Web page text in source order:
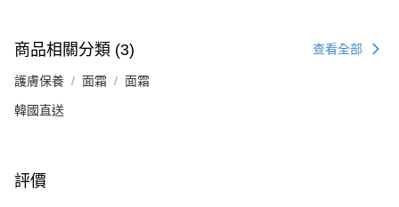
每筆HK$30.00，滿HK$580.00或以上免運費
本地配送
其他地區配送
商品相關分類 (3) 查看全部
護膚保養 面霜 面霜
韓國直送
評價